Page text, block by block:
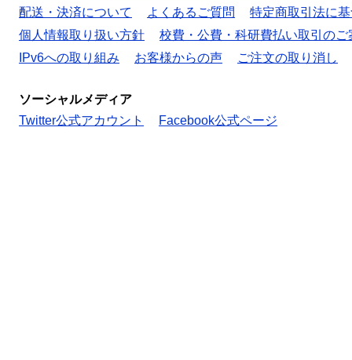
配送・決済について
よくあるご質問
特定商取引法に
個人情報取り扱い方針
校費・公費・科研費払い取引のご
IPv6への取り組み
お客様からの声 ご注文の取り消し
ソーシャルメディア
Twitter公式アカウント
Facebook公式ページ